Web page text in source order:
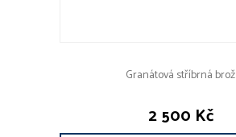
Granátová stříbrná brož
2 500 Kč